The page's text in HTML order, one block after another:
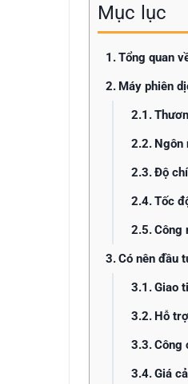
Mục lục
Tổng quan
Máy phiên
Ngôn
Độ
Tốc
Công
Có nên đầu
Giao
Hỗ
Công
Giá